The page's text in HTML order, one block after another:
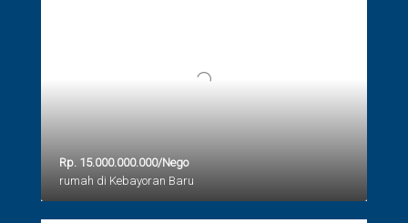
Rp. 15.000.000.000/Nego
rumah di Kebayoran Baru